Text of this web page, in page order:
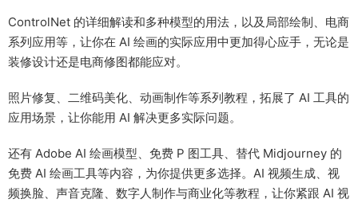
ControlNet 的详细解读和多种模型的用法，以及局部绘制、电商
系列应用等，让你在 AI 绘画的实际应用中更加得心应手，无论是
装修设计还是电商修图都能应对。
照片修复、二维码美化、动画制作等系列教程，拓展了 AI 工具的
应用场景，让你能用 AI 解决更多实际问题。
还有 Adobe AI 绘画模型、免费 P 图工具、替代 Midjourney 的
免费 AI 绘画工具等内容，为你提供更多选择。AI 视频生成、视
频换脸、声音克隆、数字人制作与商业化等教程，让你紧跟 AI 视